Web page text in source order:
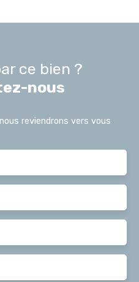
ce bien ?
nous
reviendrons vers vous